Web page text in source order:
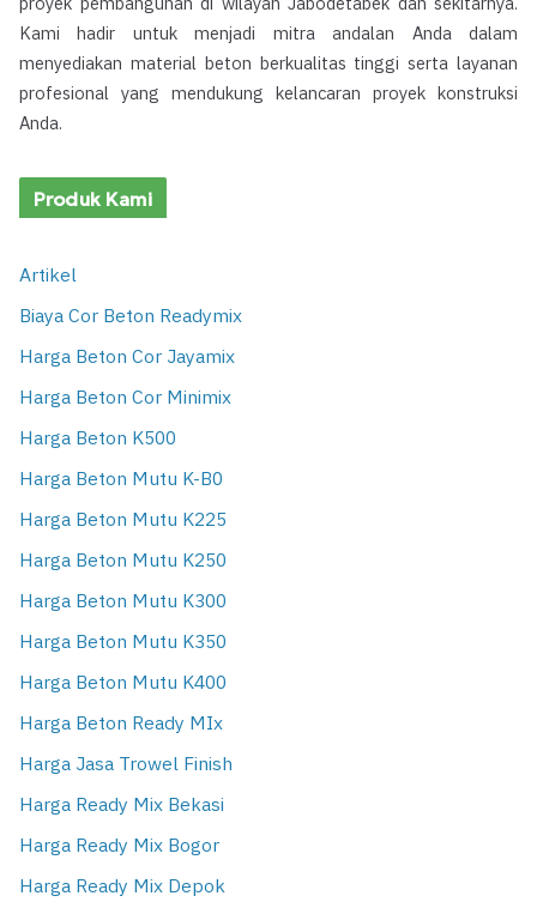
Kami hadir untuk menjadi mitra andalan Anda dalam
menyediakan material beton berkualitas tinggi serta layanan
profesional yang mendukung kelancaran proyek konstruksi
Anda.
Produk Kami
Artikel
Biaya Cor Beton Readymix
Harga Beton Cor Jayamix
Harga Beton Cor Minimix
Harga Beton K500
Harga Beton Mutu K-B0
Harga Beton Mutu K225
Harga Beton Mutu K250
Harga Beton Mutu K300
Harga Beton Mutu K350
Harga Beton Mutu K400
Harga Beton Ready MIx
Harga Jasa Trowel Finish
Harga Ready Mix Bekasi
Harga Ready Mix Bogor
Harga Ready Mix Depok